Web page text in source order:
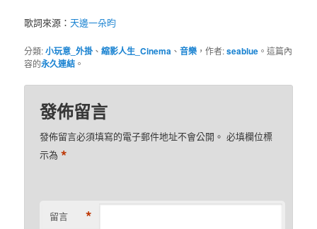
歌詞來源：天邊一朵昀
分類:小玩意_外掛 、縮影人生_Cinema 、音樂 ，作者:seablue 。這篇內
容的永久連結 。
發佈留言
發佈留言必須填寫的電子郵件地址不會公開。 必填欄位標
示為*
留言 *